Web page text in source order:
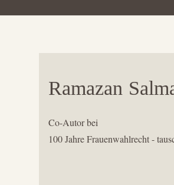
Ramazan
Co-Autor bei
100 Jahre Frauenwahlrecht -